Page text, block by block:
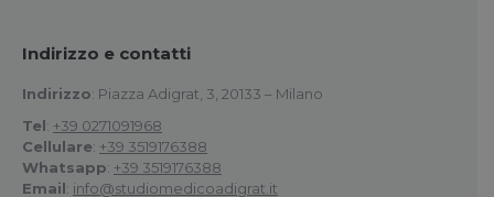
Indirizzo e contatti
Indirizzo: Piazza Adigrat, 3, 20133 – Milano
Tel: +39 0271091968
Cellulare: +39 3519176388
Whatsapp: +39 3519176388
Email: info@studiomedicoadigrat.it